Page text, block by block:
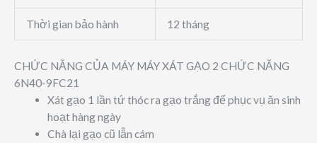
Thời gian bảo hành 12 tháng
CHỨC NĂNG CỦA MÁY MÁY XÁT GẠO 2 CHỨC NĂNG
6N40-9FC21
Xát gạo 1 lần tứ thóc ra gạo trắng để phục vụ ăn sinh
hoạt hàng ngày
Chà lại gạo cũ lẫn cám